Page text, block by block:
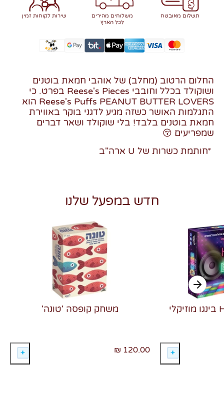
תשלום מאובטח
משלוחים מהירים
לכל הארץ
שירות לקוחות זמין
החלום הרטוב (מחלב) של אוהבי חמאת בוטנים
ושוקולד בכלל וחובבי Reese's Pieces בפרט. כי
Reese's Puffs PEANUT BUTTER LOVERS הוא
התגלמות האושר כשזה מגיע לדגני בוקר באווירת
חמאת בוטנים בלבד! בלי שוקולד ושאר דברים
שמפריעים 😚
*חותמת כשרות של U ארה"ב
חדש במפעל שלנו
משחק קופסה 'טונה'
120.00 ₪